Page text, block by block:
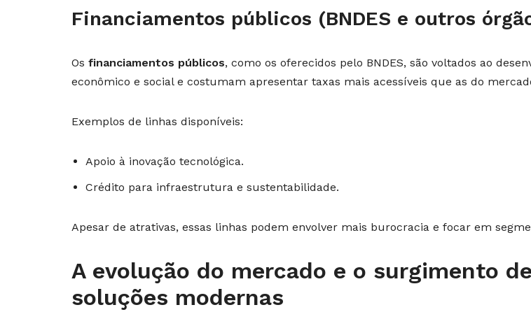
Financiamentos públicos (BNDES e outros
Os financiamentos públicos, como os oferecidos pelo BNDES, são voltados ao
econômico e social e costumam apresentar taxas mais acessíveis que as do
Exemplos de linhas disponíveis:
Apoio à inovação tecnológica.
Crédito para infraestrutura e sustentabilidade.
Apesar de atrativas, essas linhas podem envolver mais burocracia e focar em
A evolução do mercado e o surgimento de
soluções modernas